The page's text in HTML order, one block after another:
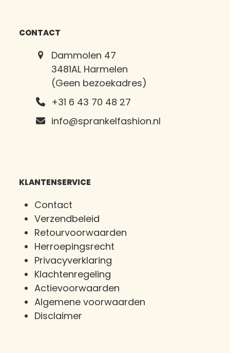
CONTACT
Dammolen 47
3481AL Harmelen
(Geen bezoekadres)
+31 6 43 70 48 27
info@sprankelfashion.nl
KLANTENSERVICE
Contact
Verzendbeleid
Retourvoorwaarden
Herroepingsrecht
Privacyverklaring
Klachtenregeling
Actievoorwaarden
Algemene voorwaarden
Disclaimer